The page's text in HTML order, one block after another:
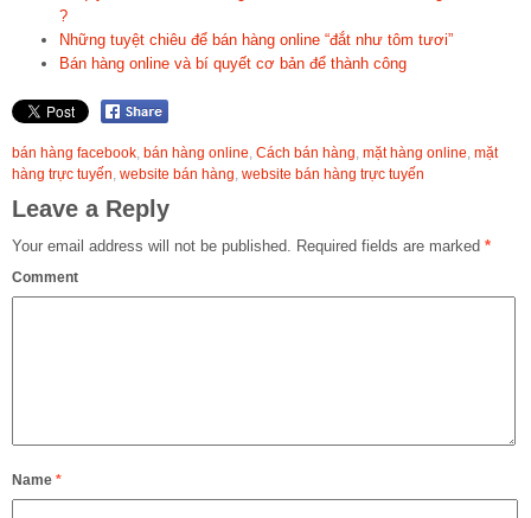
?
Những tuyệt chiêu để bán hàng online “đắt như tôm tươi”
Bán hàng online và bí quyết cơ bản để thành công
bán hàng facebook, bán hàng online, Cách bán hàng, mặt hàng online, mặt
hàng trực tuyến, website bán hàng, website bán hàng trực tuyến
Leave a Reply
Your email address will not be published. Required fields are marked *
Comment
Name *